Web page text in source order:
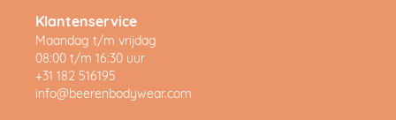
Klantenservice
Maandag t/m vrijdag
08:00 t/m 16:30 uur
+31 182 516195
info@beerenbodywear.com